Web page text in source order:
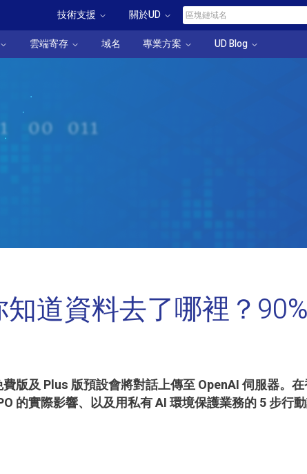
技術支援 關於UD
雲端寄存 域名 專業方案 UD Blog
道資料去了哪裡？
版及 Plus 版預設會將對話上傳至 OpenAI 伺服器。
的實際影響、以及用私有 AI 環境保護業務的 5 步行動